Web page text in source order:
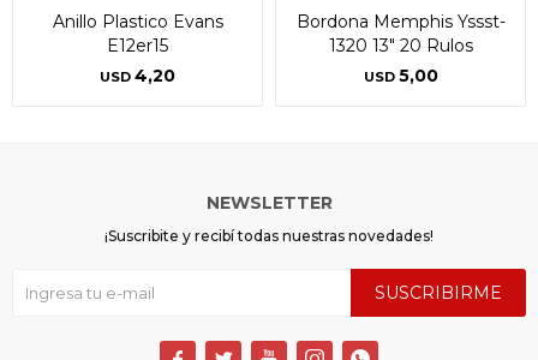
Anillo Plastico Evans
E12er15
USD 4,20
Bordona Memphis Yssst-
1320 13" 20 Rulos
USD 5,00
NEWSLETTER
¡Suscribite y recibí todas nuestras novedades!
SUSCRIBIRME